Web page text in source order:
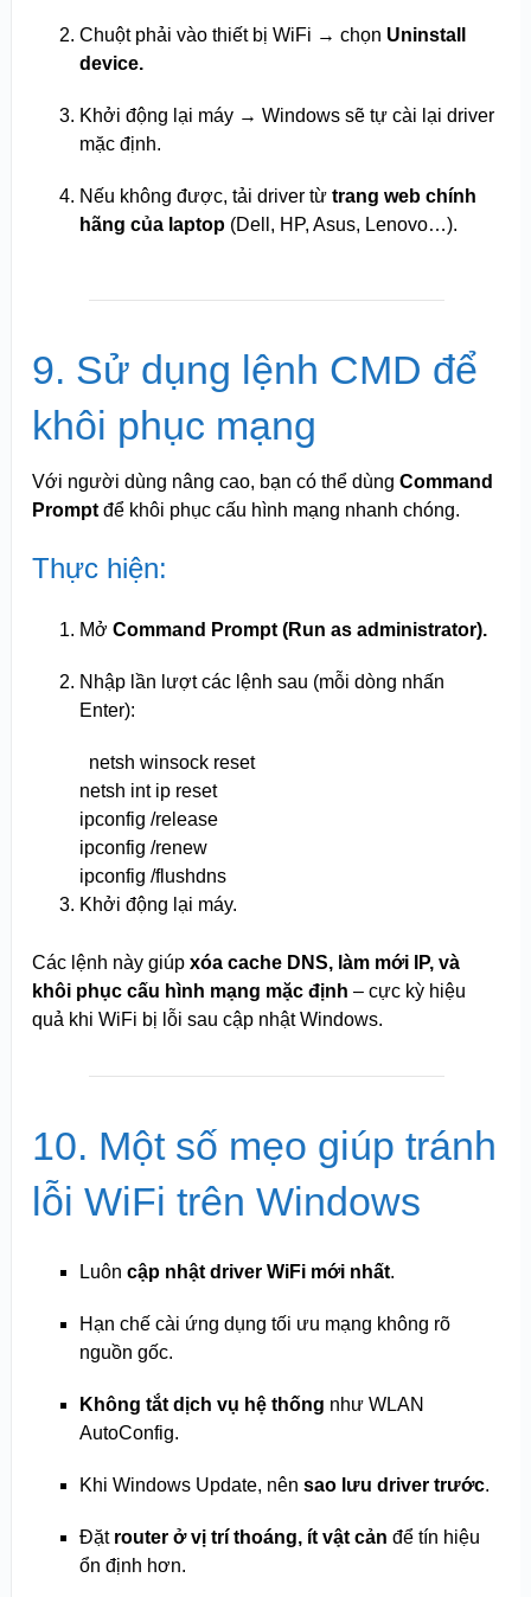
Chuột phải vào thiết bị WiFi → chọn Uninstall
device.
Khởi động lại máy → Windows sẽ tự cài lại driver
mặc định.
Nếu không được, tải driver từ trang web chính
hãng của laptop(Dell, HP, Asus, Lenovo…).
9. Sử dụng lệnh CMD để
khôi phục mạng
Với người dùng nâng cao, bạn có thể dùng Command
Promptđể khôi phục cấu hình mạng nhanh chóng.
Thực hiện:
Mở Command Prompt (Run as administrator).
Nhập lần lượt các lệnh sau (mỗi dòng nhấn
Enter):
netsh winsock reset
netsh intip reset
ipconfig /release
ipconfig /renew
ipconfig /flushdns
Khởi động lại máy.
Các lệnh này giúp xóa cache DNS, làm mới IP, và
khôi phục cấu hình mạng mặc định – cực kỳ hiệu
quả khi WiFi bị lỗi sau cập nhật Windows.
10. Một số mẹo giúp tránh
lỗi WiFi trên Windows
Luôn cập nhật driver WiFi mới nhất.
Hạn chế cài ứng dụng tối ưu mạng không rõ
nguồn gốc.
Không tắt dịch vụ hệ thống như WLAN
AutoConfig.
Khi Windows Update, nên sao lưu driver trước.
Đặt router ở vị trí thoáng, ít vật cản để tín hiệu
ổn định hơn.